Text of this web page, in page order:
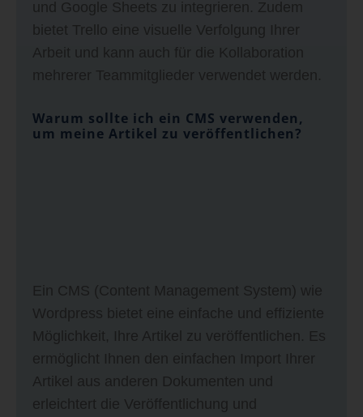
und Google Sheets zu integrieren. Zudem
bietet Trello eine visuelle Verfolgung Ihrer
Arbeit und kann auch für die Kollaboration
mehrerer Teammitglieder verwendet werden.
Warum sollte ich ein CMS verwenden,
um meine Artikel zu veröffentlichen?
Ein CMS (Content Management System) wie
Wordpress bietet eine einfache und effiziente
Möglichkeit, Ihre Artikel zu veröffentlichen. Es
ermöglicht Ihnen den einfachen Import Ihrer
Artikel aus anderen Dokumenten und
erleichtert die Veröffentlichung und